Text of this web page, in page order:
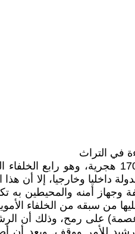
في التراث
داخليا وخارجيا، إلا أن
وجهاز أمنه
من سبقه من الخلفاء
على رمح، وذلك أن